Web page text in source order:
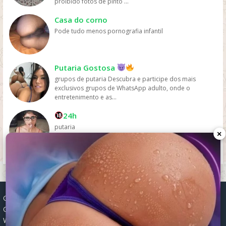
Casa do corno
Pode tudo menos pornografia infantil
Putaria Gostosa
grupos de putaria Descubra e participe dos mais
exclusivos grupos de WhatsApp adulto, onde o
entretenimento e as...
24h
putaria
Grupos WhatsApp, Links de grupos, Entrar grupos WhatsApp,
Grupos de compra e venda, Links WhatsApp atualizados, Grupos
WhatsApp 2025, Links para grupos, Participar grupos WhatsApp,
×